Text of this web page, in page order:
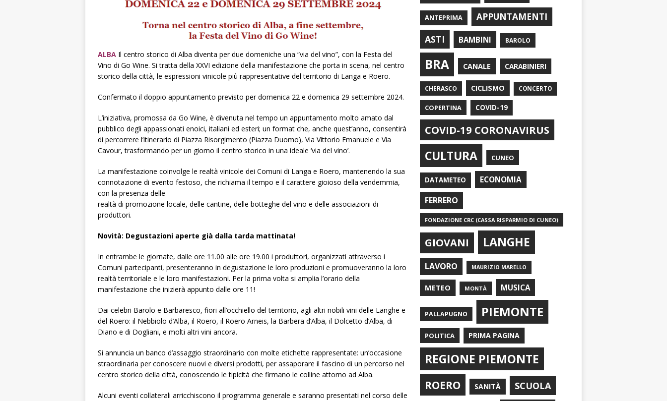
ALBA Il centro storico di Alba diventa per due domeniche una “via del vino”, con la Festa del
Vino di Go Wine. Si tratta della XXVI edizione della manifestazione che porta in scena, nel centro
storico della città, le espressioni vinicole più rappresentative del territorio di Langa e Roero.
Confermato il doppio appuntamento previsto per domenica 22 e domenica 29 settembre 2024.
L’iniziativa, promossa da Go Wine, è divenuta nel tempo un appuntamento molto amato dal
pubblico degli appassionati enoici, italiani ed esteri; un format che, anche quest’anno, consentirà
di percorrere l’itinerario di Piazza Risorgimento (Piazza Duomo), Via Vittorio Emanuele e Via
Cavour, trasformando per un giorno il centro storico in una ideale ‘via del vino’.
La manifestazione coinvolge le realtà vinicole dei Comuni di Langa e Roero, mantenendo la sua
connotazione di evento festoso, che richiama il tempo e il carattere gioioso della vendemmia,
con la presenza delle
realtà di promozione locale, delle cantine, delle botteghe del vino e delle associazioni di
produttori.
Novità: Degustazioni aperte già dalla tarda mattinata!
In entrambe le giornate, dalle ore 11.00 alle ore 19.00 i produttori, organizzati attraverso i
Comuni partecipanti, presenteranno in degustazione le loro produzioni e promuoveranno la loro
realtà territoriale e le loro manifestazioni. Per la prima volta si amplia l’orario della
manifestazione che inizierà appunto dalle ore 11!
Dai celebri Barolo e Barbaresco, fiori all’occhiello del territorio, agli altri nobili vini delle Langhe e
del Roero: il Nebbiolo d’Alba, il Roero, il Roero Arneis, la Barbera d’Alba, il Dolcetto d’Alba, di
Diano e di Dogliani, e molti altri vini ancora.
Si annuncia un banco d’assaggio straordinario con molte etichette rappresentate: un’occasione
straordinaria per conoscere nuovi e diversi prodotti, per assaporare il fascino di un percorso nel
centro storico della città, conoscendo le tipicità che firmano le colline attorno ad Alba.
Alcuni eventi collaterali arricchiscono il programma generale e saranno presentati nel corso delle
ANTEPRIMA
APPUNTAMENTI
ASTI
BAMBINI BAROLO
BRA CANALE CARABINIERI
CHERASCO CICLISMO CONCERTO
COPERTINA COVID-19
COVID-19 CORONAVIRUS
CULTURA CUNEO
DATAMETEO ECONOMIA
FERRERO
FONDAZIONE CRC (CASSA RISPARMIO DI CUNEO)
GIOVANI LANGHE
LAVORO MAURIZIO MARELLO
METEO MONTÀ MUSICA
PALLAPUGNO PIEMONTE
POLITICA PRIMA PAGINA
REGIONE PIEMONTE
ROERO SANITÀ SCUOLA